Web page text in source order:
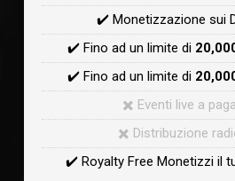
✔️ Monetizzazione sui
✔️ Fino ad un limite di
✔️ Fino ad un limite di
✖️ Eventi live a
✖️ Distribuzione
✔️ Royalty Free Monetizzi il